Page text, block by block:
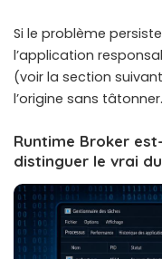
Si le problème
l’application
(voir la section
l’origine sans tâtonner.
Runtime Broker
distinguer le vrai